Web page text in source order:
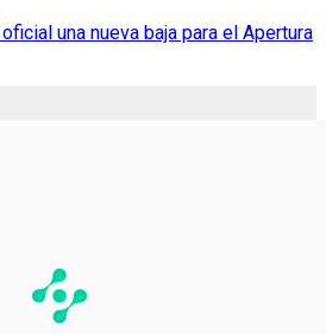
una nueva baja para el Apertura